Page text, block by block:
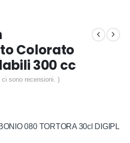
Colorato
300 cc
ci sono recensioni. )
080 TORTORA 30cl DIGIPL